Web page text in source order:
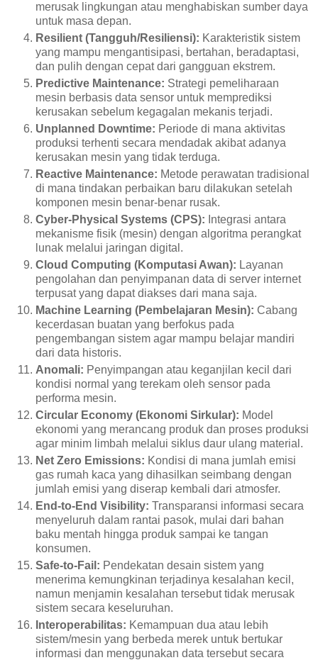
merusak lingkungan atau menghabiskan sumber daya
untuk masa depan.
Resilient (Tangguh/Resiliensi): Karakteristik sistem
yang mampu mengantisipasi, bertahan, beradaptasi,
dan pulih dengan cepat dari gangguan ekstrem.
Predictive Maintenance: Strategi pemeliharaan
mesin berbasis data sensor untuk memprediksi
kerusakan sebelum kegagalan mekanis terjadi.
Unplanned Downtime: Periode di mana aktivitas
produksi terhenti secara mendadak akibat adanya
kerusakan mesin yang tidak terduga.
Reactive Maintenance: Metode perawatan tradisional
di mana tindakan perbaikan baru dilakukan setelah
komponen mesin benar-benar rusak.
Cyber-Physical Systems (CPS): Integrasi antara
mekanisme fisik (mesin) dengan algoritma perangkat
lunak melalui jaringan digital.
Cloud Computing (Komputasi Awan): Layanan
pengolahan dan penyimpanan data di server internet
terpusat yang dapat diakses dari mana saja.
Machine Learning (Pembelajaran Mesin): Cabang
kecerdasan buatan yang berfokus pada
pengembangan sistem agar mampu belajar mandiri
dari data historis.
Anomali: Penyimpangan atau keganjilan kecil dari
kondisi normal yang terekam oleh sensor pada
performa mesin.
Circular Economy (Ekonomi Sirkular): Model
ekonomi yang merancang produk dan proses produksi
agar minim limbah melalui siklus daur ulang material.
Net Zero Emissions: Kondisi di mana jumlah emisi
gas rumah kaca yang dihasilkan seimbang dengan
jumlah emisi yang diserap kembali dari atmosfer.
End-to-End Visibility: Transparansi informasi secara
menyeluruh dalam rantai pasok, mulai dari bahan
baku mentah hingga produk sampai ke tangan
konsumen.
Safe-to-Fail: Pendekatan desain sistem yang
menerima kemungkinan terjadinya kesalahan kecil,
namun menjamin kesalahan tersebut tidak merusak
sistem secara keseluruhan.
Interoperabilitas: Kemampuan dua atau lebih
sistem/mesin yang berbeda merek untuk bertukar
informasi dan menggunakan data tersebut secara